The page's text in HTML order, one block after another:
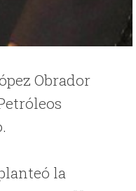
Obrador
la